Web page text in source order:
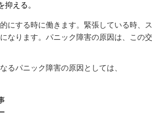
抑える。
にする時に働きます。 緊張している時、
なります。 パニック障害の原因は、この
るパニック障害の原因としては、